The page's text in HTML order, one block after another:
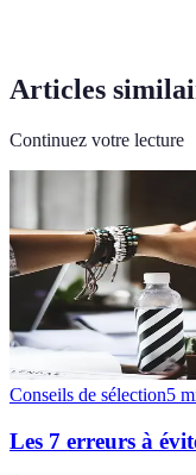
Articles
Continuez votre lecture
Conseils de sélection5
Les 7 erreurs à